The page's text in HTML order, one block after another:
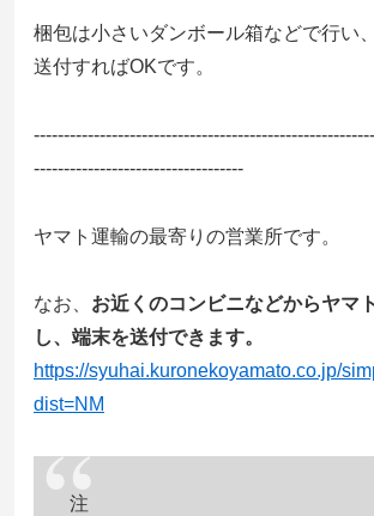
梱包は小さいダンボール箱などで行い
送付すればOKです。
-----------------------------------
ヤマト運輸の最寄りの営業所です。
なお、 お近くのコンビニなどからヤマ
し、端末を送付できます。
https://syuhai.kuronekoyamato.co.jp/
dist=NM
注